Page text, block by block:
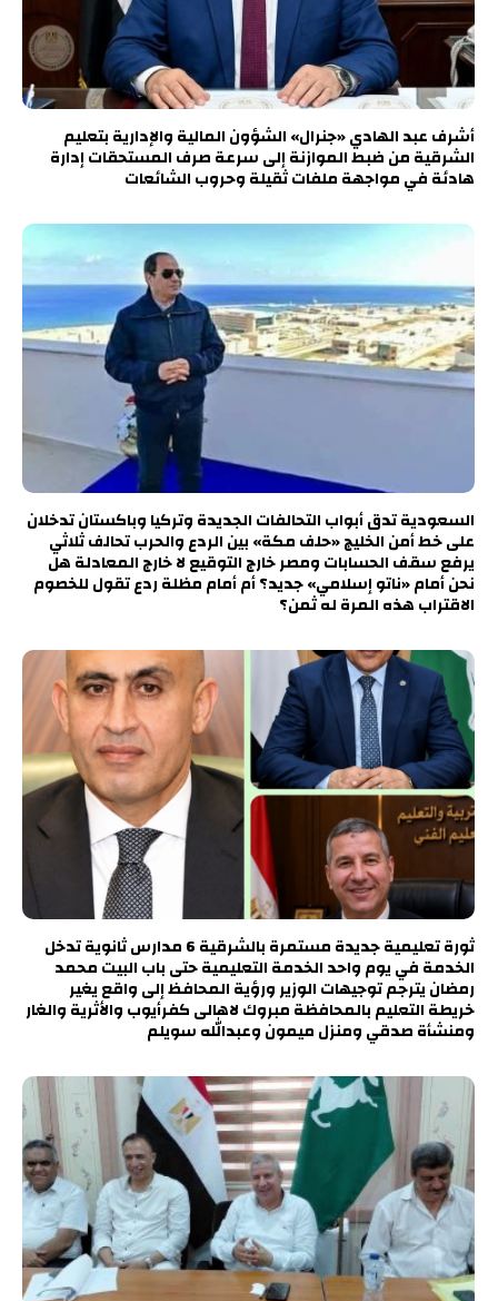
أشرف عبد الهادي «جنرال» الشؤون المالية والإدارية بتعليم
الشرقية من ضبط الموازنة إلى سرعة صرف المستحقات إدارة
هادئة في مواجهة ملفات ثقيلة وحروب الشائعات
السعودية تدق أبواب التحالفات الجديدة وتركيا وباكستان تدخلان
على خط أمن الخليج «حلف مكة» بين الردع والحرب تحالف ثلاثي
يرفع سقف الحسابات ومصر خارج التوقيع لا خارج المعادلة هل
نحن أمام «ناتو إسلامي» جديد؟ أم أمام مظلة ردع تقول للخصوم
الاقتراب هذه المرة له ثمن؟
ثورة تعليمية جديدة مستمرة بالشرقية 6 مدارس ثانوية تدخل
الخدمة في يوم واحد الخدمة التعليمية حتى باب البيت محمد
رمضان يترجم توجيهات الوزير ورؤية المحافظ إلى واقع يغير
خريطة التعليم بالمحافظة مبروك لاهالى كفرأيوب والأثرية والغار
ومنشأة صدقي ومنزل ميمون وعبدالله سويلم